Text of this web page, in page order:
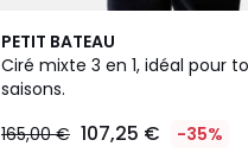
PETIT BATEAU
Ciré mixte 3 en 1, idéal pour
saisons.
165,00 € 107,25 € -35%